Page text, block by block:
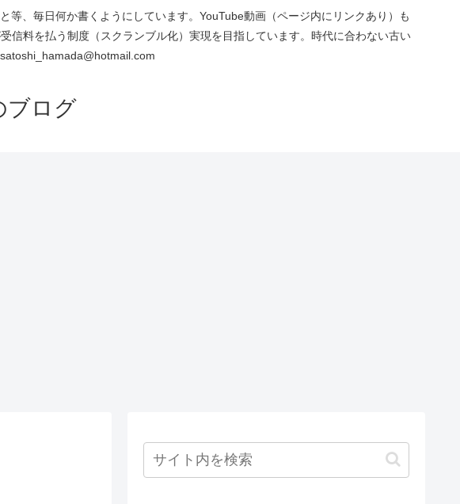
、毎日何か書くようにしています。YouTube動画（ページ内にリンクあり）も
信料を払う制度（スクランブル化）実現を目指しています。時代に合わない古い
ブログ